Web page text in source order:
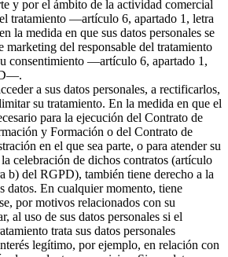
y por el ámbito de la actividad comercial
tratamiento —artículo 6, apartado 1, letra
la medida en que sus datos personales se
marketing del responsable del tratamiento
consentimiento —artículo 6, apartado 1,
a sus datos personales, a rectificarlos,
su tratamiento. En la medida en que el
para la ejecución del Contrato de
y Formación o del Contrato de
en el que sea parte, o para atender su
celebración de dichos contratos (artículo
b) del RGPD), también tiene derecho a la
datos. En cualquier momento, tiene
por motivos relacionados con su
al uso de sus datos personales si el
trata sus datos personales
legítimo, por ejemplo, en relación con